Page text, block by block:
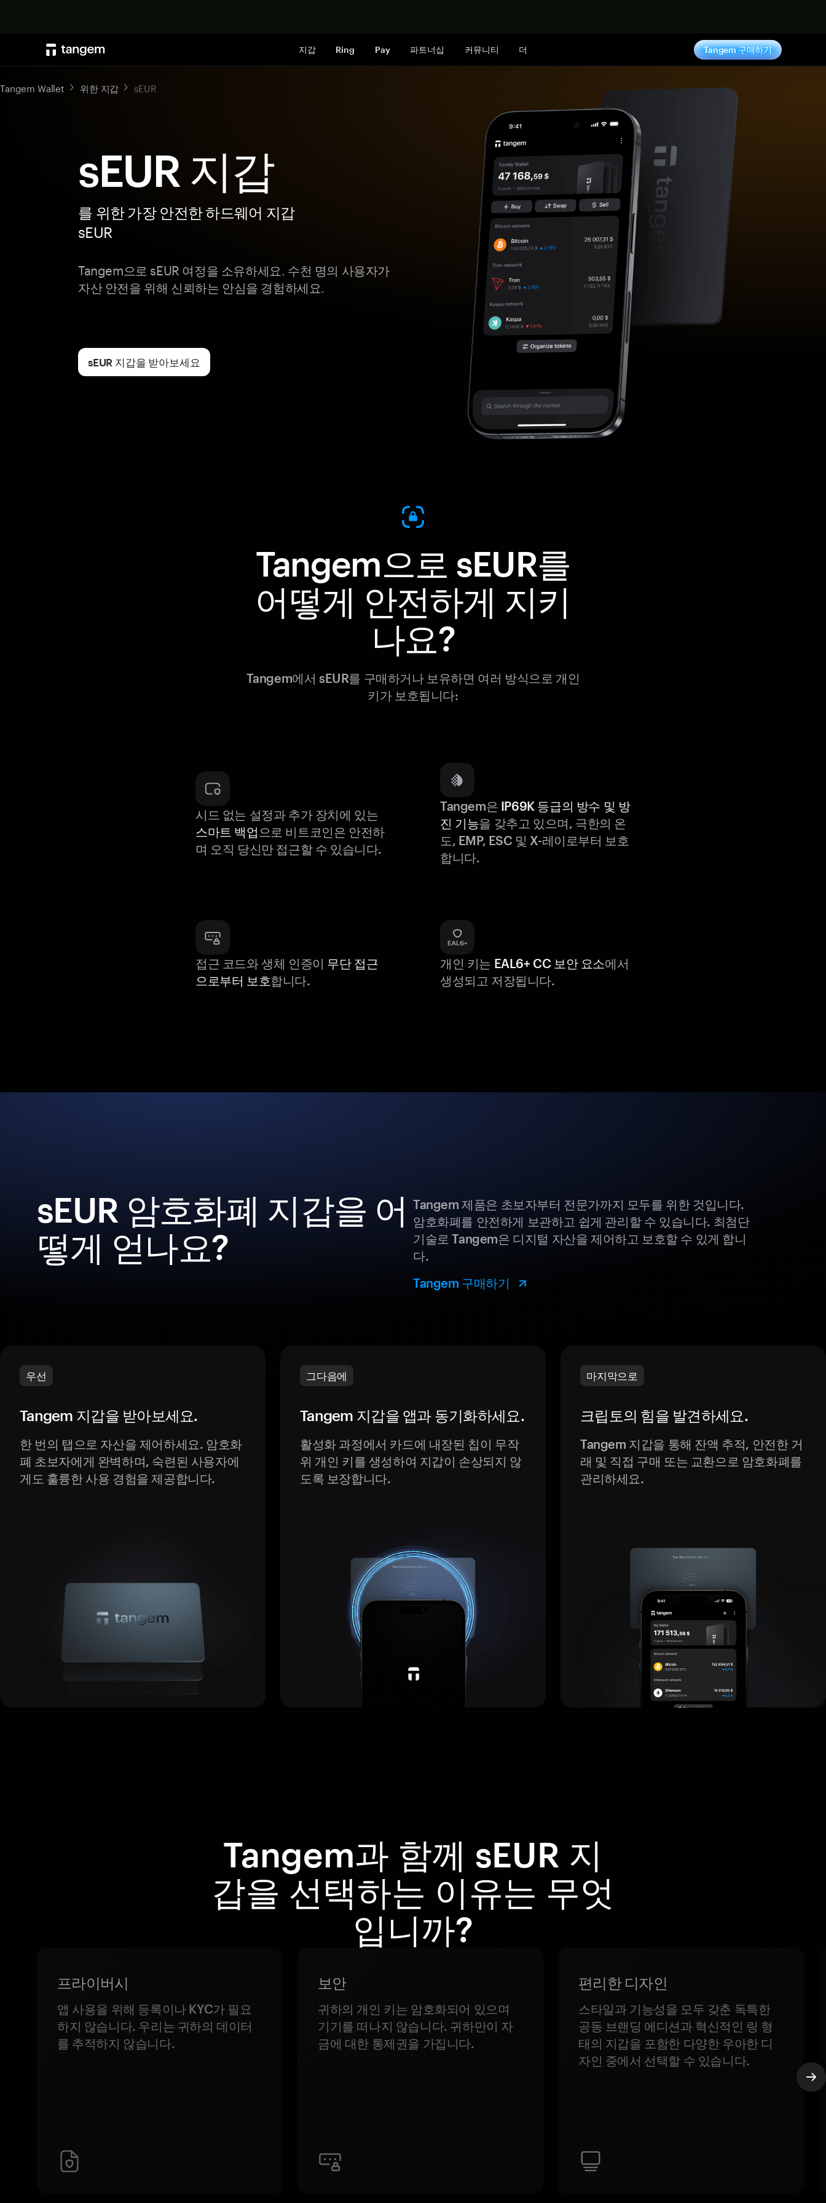
지갑 Ring Pay 파트너십 커뮤니티 더 Tangem 구매하기
Tangem Wallet 위한 지갑 sEUR
sEUR 지갑
를 위한 가장 안전한 하드웨어 지갑
sEUR
Tangem으로 sEUR 여정을 소유하세요. 수천 명의 사용자가
자산 안전을 위해 신뢰하는 안심을 경험하세요.
sEUR 지갑을 받아보세요
Tangem으로 sEUR를
어떻게 안전하게 지키
나요?
Tangem에서 sEUR를 구매하거나 보유하면 여러 방식으로 개인
키가 보호됩니다:
시드 없는 설정과 추가 장치에 있는
스마트 백업 으로 비트코인은 안전하
며 오직 당신만 접근할 수 있습니다.
Tangem은 IP69K 등급의 방수 및 방
진 기능을 갖추고 있으며, 극한의 온
도, EMP, ESC 및 X-레이로부터 보호
합니다.
접근 코드와 생체 인증이 무단 접근
으로부터 보호합니다.
개인 키는 EAL6+ CC 보안 요소에서
생성되고 저장됩니다.
sEUR 암호화폐 지갑을 어
떻게 얻나요?
Tangem 제품은 초보자부터 전문가까지 모두를 위한 것입니다.
암호화폐를 안전하게 보관하고 쉽게 관리할 수 있습니다. 최첨단
기술로 Tangem은 디지털 자산을 제어하고 보호할 수 있게 합니
다.
Tangem 구매하기
우선
Tangem 지갑을 받아보세요.
한 번의 탭으로 자산을 제어하세요. 암호화
폐 초보자에게 완벽하며, 숙련된 사용자에
게도 훌륭한 사용 경험을 제공합니다.
그다음에
Tangem 지갑을 앱과 동기화하세요.
활성화 과정에서 카드에 내장된 칩이 무작
위 개인 키를 생성하여 지갑이 손상되지 않
도록 보장합니다.
마지막으로
크립토의 힘을 발견하세요.
Tangem 지갑을 통해 잔액 추적, 안전한 거
래 및 직접 구매 또는 교환으로 암호화폐를
관리하세요.
Tangem과 함께 sEUR 지
갑을 선택하는 이유는 무엇
입니까?
프라이버시
앱 사용을 위해 등록이나 KYC가 필요
하지 않습니다. 우리는 귀하의 데이터
를 추적하지 않습니다.
보안
귀하의 개인 키는 암호화되어 있으며
기기를 떠나지 않습니다. 귀하만이 자
금에 대한 통제권을 가집니다.
편리한 디자인
스타일과 기능성을 모두 갖춘 독특한
공동 브랜딩 에디션과 혁신적인 링 형
태의 지갑을 포함한 다양한 우아한 디
자인 중에서 선택할 수 있습니다.